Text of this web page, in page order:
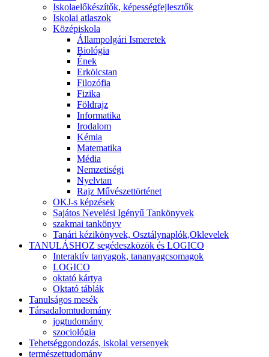
Iskolaelőkészítők, képességfejlesztők
Iskolai atlaszok
Középiskola
Állampolgári Ismeretek
Biológia
Ének
Erkölcstan
Filozófia
Fizika
Földrajz
Informatika
Irodalom
Kémia
Matematika
Média
Nemzetiségi
Nyelvtan
Rajz Művészettörténet
OKJ-s képzések
Sajátos Nevelési Igényű Tankönyvek
szakmai tankönyv
Tanári kézikönyvek, Osztálynaplók,Oklevelek
TANULÁSHOZ segédeszközök és LOGICO
Interaktív tanyagok, tananyagcsomagok
LOGICO
oktató kártya
Oktató táblák
Tanulságos mesék
Társadalomtudomány
jogtudomány
szociológia
Tehetséggondozás, iskolai versenyek
természettudomány